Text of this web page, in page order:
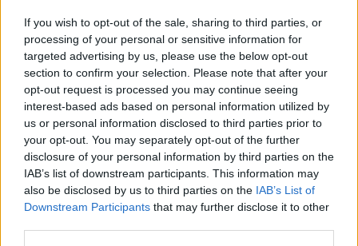
If you wish to opt-out of the sale, sharing to third parties, or
processing of your personal or sensitive information for
targeted advertising by us, please use the below opt-out
section to confirm your selection. Please note that after your
opt-out request is processed you may continue seeing
interest-based ads based on personal information utilized by
us or personal information disclosed to third parties prior to
your opt-out. You may separately opt-out of the further
disclosure of your personal information by third parties on the
IAB’s list of downstream participants. This information may
also be disclosed by us to third parties on the IAB’s List of
Downstream Participants that may further disclose it to other
“Questi concorsi – continua – rappresentano anche una risposta ai
bisogni di cura e assistenza delle persone che abitano lontano dai
grandi centri urbani. Ne valuteremo l’efficacia e considereremo
l’ipotesi di replicare questo modello in altri territori e in altre
specialità ”.
Adesso il prossimo step sono le prove di concorso, le cui date
saranno comunicate ai candidati nelle prossime settimane.
Ecco le candidature presentate per ogni singolo posto di lavoro a
bando:
Asl Toscana Nord Ovest